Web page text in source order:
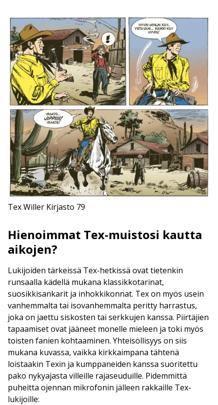
Tex Willer Kirjasto 79
Hienoimmat Tex-muistosi kautta
aikojen?
Lukijoiden tärkeissä Tex-hetkissä ovat tietenkin
runsaalla kädellä mukana klassikkotarinat,
suosikkisankarit ja inhokkikonnat. Tex on myös usein
vanhemmalta tai isovanhemmalta peritty harrastus,
joka on jaettu siskosten tai serkkujen kanssa. Piirtäjien
tapaamiset ovat jääneet monelle mieleen ja toki myös
toisten fanien kohtaaminen. Yhteisöllisyys on siis
mukana kuvassa, vaikka kirkkaimpana tähtenä
loistaakin Texin ja kumppaneiden kanssa suoritettu
pako nykyajasta villeille rajaseuduille. Pidemmittä
puheitta ojennan mikrofonin jälleen rakkaille Tex-
lukijoille: